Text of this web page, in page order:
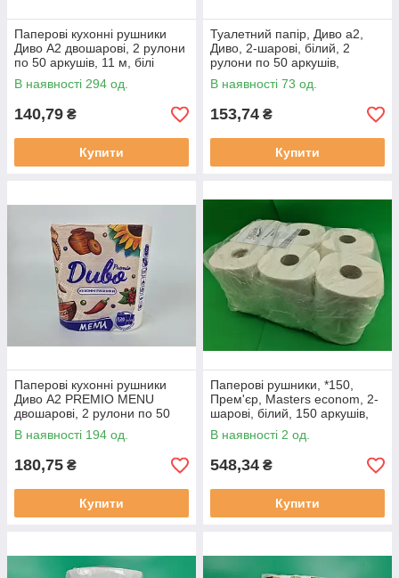
Паперові кухонні рушники
Диво A2 двошарові, 2 рулони
по 50 аркушів, 11 м, білі
В наявності 294 од.
140,79 ₴
Купити
Туалетний папір, Диво а2,
Диво, 2-шарові, білий, 2
рулони по 50 аркушів,
220мм*230мм, 11 метрів, 2
рулони по 50 відривних
В наявності 73 од.
153,74 ₴
Купити
Паперові кухонні рушники
Диво A2 PREMIO MENU
двошарові, 2 рулони по 50
аркушів, 11 м, білі
В наявності 194 од.
180,75 ₴
Купити
Паперові рушники, *150,
Прем'єр, Masters econom, 2-
шарові, білий, 150 аркушів,
210мм*220мм, 6 в упаковці
В наявності 2 од.
548,34 ₴
Купити